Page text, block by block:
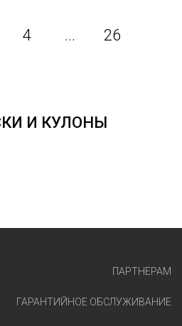
4 ...
26
И КУЛОНЫ
ПАРТНЕРАМ
ГАРАНТИЙНОЕ ОБСЛУЖИВАНИЕ